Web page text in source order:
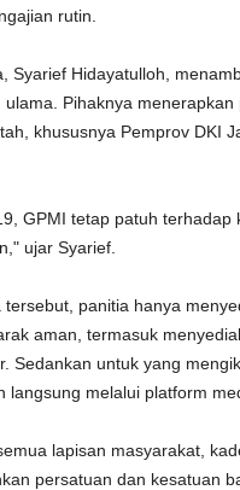
rutin.
Syarief Hidayatulloh,
Pihaknya
khususnya Pemprov DKI
GPMI tetap patuh
ujar Syarief.
panitia hanya
aman, termasuk
Sedankan untuk yang
langsung melalui platform
lapisan masyarakat,
persatuan dan kesatuan